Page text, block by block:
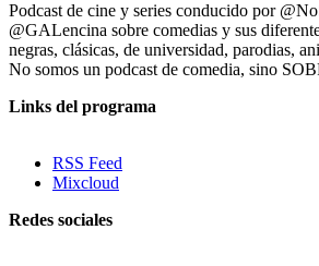
Podcast de cine y series conducido por
@GALencina sobre comedias y sus
negras, clásicas, de universidad, parodias,
No somos un podcast de comedia, sino
Links del programa
RSS Feed
Mixcloud
Redes sociales